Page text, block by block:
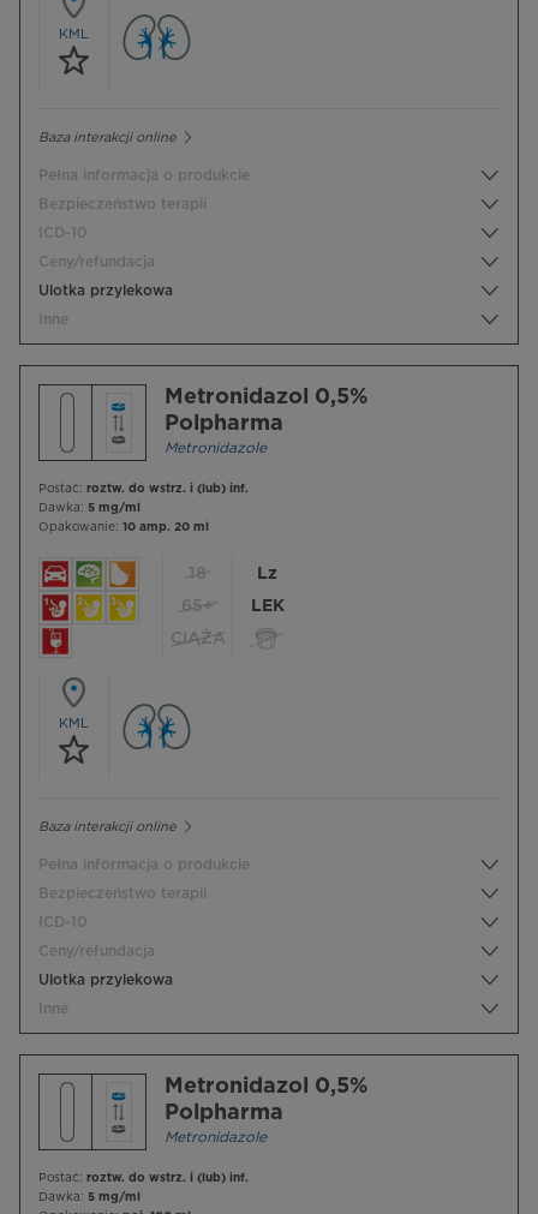
KML
Baza interakcji online
Pełna informacja o produkcie
Bezpieczeństwo terapii
ICD-10
Ceny/refundacja
Ulotka przylekowa
Inne
Metronidazol 0,5%
Polpharma
Metronidazole
Postać: roztw. do wstrz. i (lub) inf.
Dawka: 5 mg/ml
Opakowanie: 10 amp. 20 ml
18
65+
CIĄŻA
Lz
LEK
KML
Baza interakcji online
Pełna informacja o produkcie
Bezpieczeństwo terapii
ICD-10
Ceny/refundacja
Ulotka przylekowa
Inne
Metronidazol 0,5%
Polpharma
Metronidazole
Postać: roztw. do wstrz. i (lub) inf.
Dawka: 5 mg/ml